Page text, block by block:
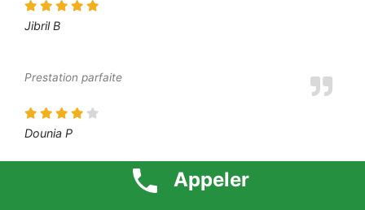
Jibril B
Prestation parfaite
Dounia P
Prix défiant toute concurrence 1 euro
Appeler